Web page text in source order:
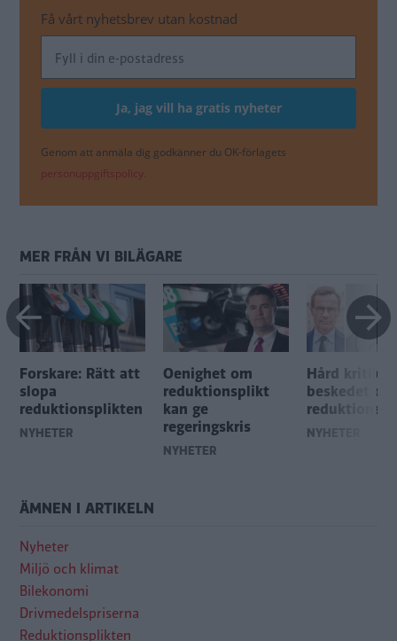
Få vårt nyhetsbrev utan kostnad
Genom att anmäla dig godkänner du OK-förlagets
personuppgiftspolicy.
MER FRÅN VI BILÄGARE
Forskare: Rätt att
slopa
reduktionsplikten
NYHETER
Oenighet om
reduktionsplikt
kan ge
regeringskris
NYHETER
Hård kritik
beskedet om
NYHETER
ÄMNEN I ARTIKELN
Nyheter
Miljö och klimat
Bilekonomi
Drivmedelspriserna
Reduktionsplikten